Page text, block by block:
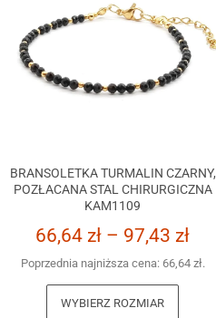
BRANSOLETKA TURMALIN CZARNY,
POZŁACANA STAL CHIRURGICZNA
KAM1109
66,64 zł – 97,43 zł
Poprzednia najniższa cena: 66,64 zł.
WYBIERZ ROZMIAR